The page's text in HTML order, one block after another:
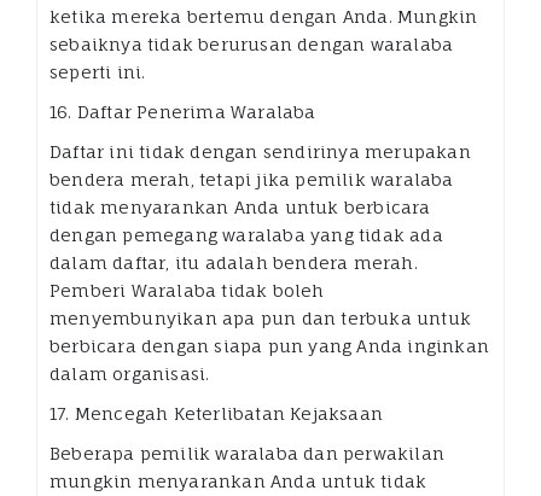
ketika mereka bertemu dengan Anda. Mungkin
sebaiknya tidak berurusan dengan waralaba
seperti ini.
16. Daftar Penerima Waralaba
Daftar ini tidak dengan sendirinya merupakan
bendera merah, tetapi jika pemilik waralaba
tidak menyarankan Anda untuk berbicara
dengan pemegang waralaba yang tidak ada
dalam daftar, itu adalah bendera merah.
Pemberi Waralaba tidak boleh
menyembunyikan apa pun dan terbuka untuk
berbicara dengan siapa pun yang Anda inginkan
dalam organisasi.
17. Mencegah Keterlibatan Kejaksaan
Beberapa pemilik waralaba dan perwakilan
mungkin menyarankan Anda untuk tidak